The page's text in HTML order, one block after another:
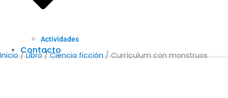
Actividades
Contacto
Inicio /Libro/Ciencia ficción / Currículum con monstruos